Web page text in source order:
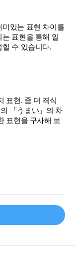
있는 표현 차이를
표현을 통해 일
수 있습니다.
표현. 좀 더 격식
「うまい」의 차
표현을 구사해 보